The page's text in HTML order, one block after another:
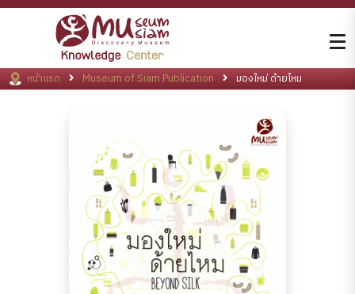
หน้าแรก Museum of Siam Publication มองใหม่ ด้ายไหม